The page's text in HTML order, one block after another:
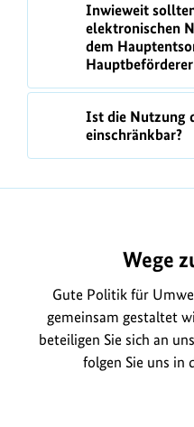
Inwieweit
elektronischen
dem
Ist die Nutzung
einschränkbar?
Wege
Gute Politik für
gemeinsam gestaltet
beteiligen Sie sich an
folgen Sie uns in